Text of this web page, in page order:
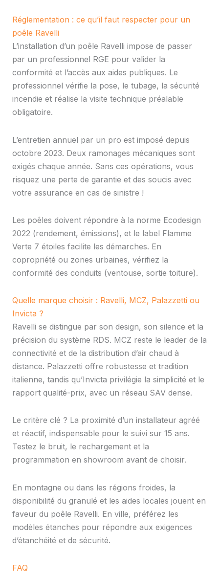
Réglementation : ce qu’il faut respecter pour un
poêle Ravelli
L’installation d’un poêle Ravelli impose de passer
par un professionnel RGE pour valider la
conformité et l’accès aux aides publiques. Le
professionnel vérifie la pose, le tubage, la sécurité
incendie et réalise la visite technique préalable
obligatoire.
L’entretien annuel par un pro est imposé depuis
octobre 2023. Deux ramonages mécaniques sont
exigés chaque année. Sans ces opérations, vous
risquez une perte de garantie et des soucis avec
votre assurance en cas de sinistre !
Les poêles doivent répondre à la norme Ecodesign
2022 (rendement, émissions), et le label Flamme
Verte 7 étoiles facilite les démarches. En
copropriété ou zones urbaines, vérifiez la
conformité des conduits (ventouse, sortie toiture).
Quelle marque choisir : Ravelli, MCZ, Palazzetti ou
Invicta ?
Ravelli se distingue par son design, son silence et la
précision du système RDS. MCZ reste le leader de la
connectivité et de la distribution d’air chaud à
distance. Palazzetti offre robustesse et tradition
italienne, tandis qu’Invicta privilégie la simplicité et le
rapport qualité-prix, avec un réseau SAV dense.
Le critère clé ? La proximité d’un installateur agréé
et réactif, indispensable pour le suivi sur 15 ans.
Testez le bruit, le rechargement et la
programmation en showroom avant de choisir.
En montagne ou dans les régions froides, la
disponibilité du granulé et les aides locales jouent en
faveur du poêle Ravelli. En ville, préférez les
modèles étanches pour répondre aux exigences
d’étanchéité et de sécurité.
FAQ